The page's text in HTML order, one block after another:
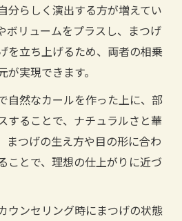
分らしく演出する方が増えてい
ボリュームをプラスし、まつげ
を立ち上げるため、両者の相乗
実現できます。
自然なカールを作った上に、部
することで、ナチュラルさと華
まつげの生え方や目の形に合わ
ことで、理想の仕上がりに近づ
ウンセリング時にまつげの状態